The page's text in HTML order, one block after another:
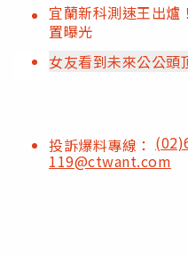
宜蘭新科測速王出
置曝光
女友看到未來公公頭
投訴爆料專線：
119@ctwant.com